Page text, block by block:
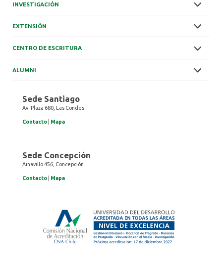
INVESTIGACIÓN
EXTENSIÓN
CENTRO DE ESCRITURA
ALUMNI
Sede Santiago
Av. Plaza 680, Las Condes
Contacto Mapa
Sede Concepción
Ainavillo 456, Concepción
Contacto Mapa